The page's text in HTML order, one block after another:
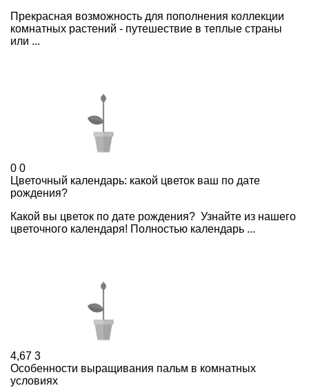
Прекрасная возможность для пополнения коллекции
комнатных растений - путешествие в теплые страны
или ...
0 0
Цветочный календарь: какой цветок ваш по дате
рождения?
Какой вы цветок по дате рождения? Узнайте из нашего
цветочного календаря! Полностью календарь ...
4,67 3
Особенности выращивания пальм в комнатных
условиях